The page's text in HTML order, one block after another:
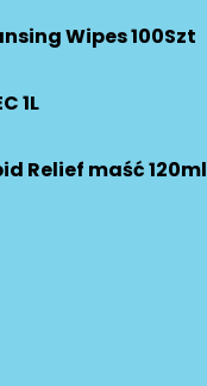
Wipes 100Szt
1L
Relief maść 120ml